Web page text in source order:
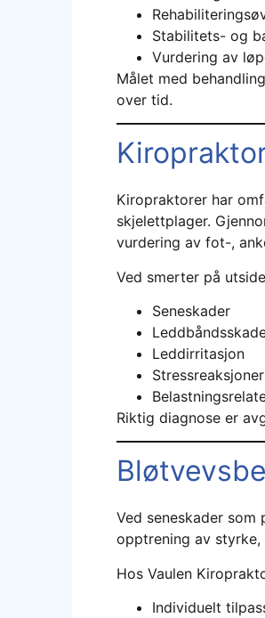
Stabilitets- og
Vurdering av
Målet med
over tid.
Kiropraktorer har
skjelettplager.
vurdering av fot-,
Ved smerter på
Seneskader
Leddirritasjon
Stressreaksjoner
Riktig diagnose er
Ved seneskader
opptrening av
Hos Vaulen
Individuelt